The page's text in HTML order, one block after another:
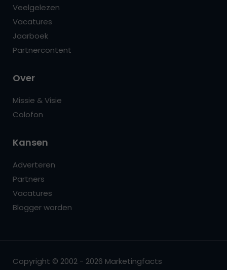
Veelgelezen
Vacatures
Jaarboek
Partnercontent
Over
Missie & Visie
Colofon
Kansen
Adverteren
Partners
Vacatures
Blogger worden
Copyright © 2002 - 2026 Marketingfacts